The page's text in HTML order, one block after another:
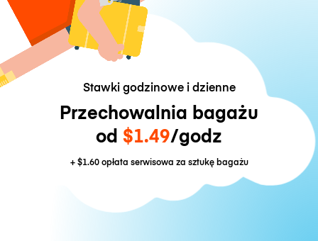
Stawki godzinowe i dzienne
Przechowalnia bagażu
od $1.49/godz
+$1.60opłata serwisowa za sztukę bagażu